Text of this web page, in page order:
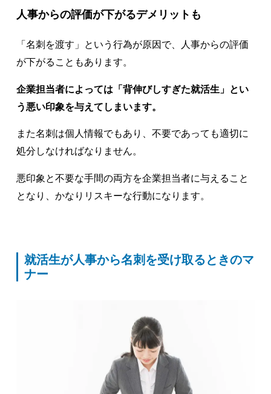
人事からの評価が下がるデメリットも
「名刺を渡す」という行為が原因で、人事からの評価
が下がることもあります。
企業担当者によっては「背伸びしすぎた就活生」とい
う悪い印象を与えてしまいます。
また名刺は個人情報でもあり、不要であっても適切に
処分しなければなりません。
悪印象と不要な手間の両方を企業担当者に与えること
となり、かなりリスキーな行動になります。
就活生が人事から名刺を受け取るときのマ
ナー